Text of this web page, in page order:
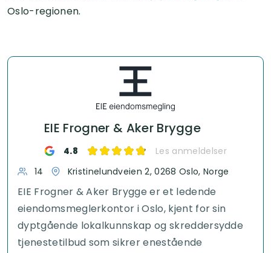
Oslo-regionen.
EIE Frogner & Aker Brygge
4.8 Les anmeldelser
EIE Frogner & Aker Brygge er et ledende
eiendomsmeglerkontor i Oslo, kjent for sin
dyptgående lokalkunnskap og skreddersydde
tjenestetilbud som sikrer enestående
14 Kristinelundveien 2, 0268 Oslo, Norge